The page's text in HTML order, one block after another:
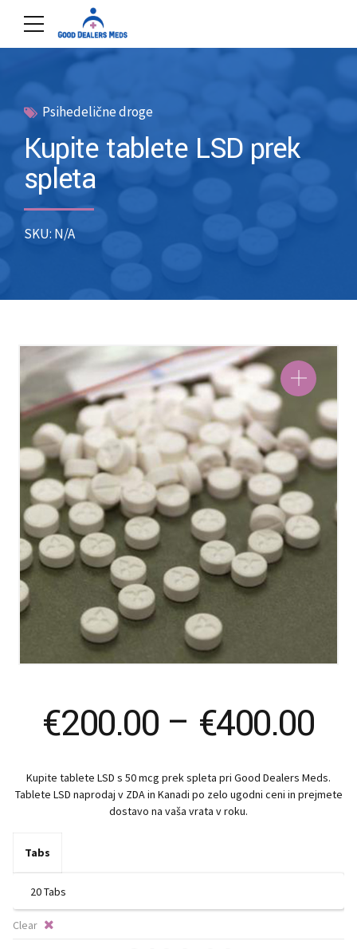
Psihedelične droge
Kupite tablete LSD prek
spleta
SKU: N/A
€200.00 – €400.00
Kupite tablete LSD s 50 mcg prek spleta pri Good Dealers Meds.
Tablete LSD naprodaj v ZDA in Kanadi po zelo ugodni ceni in prejmete
dostavo na vaša vrata v roku.
Tabs
Clear